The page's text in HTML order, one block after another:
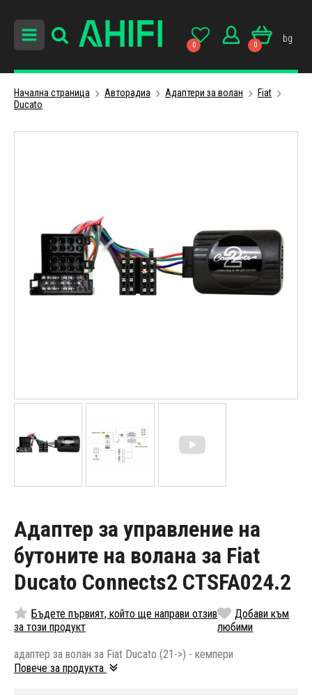
0 0
bg
Начална страница Авторадиa Адаптери за волан
Fiat
Ducato
Адаптер за управление на
бутоните на волана за Fiat
Ducato Connects2 CTSFA024.2
Бъдете първият, който ще направи отзив
за този продукт
Добави към
любими
адаптер за волан за Fiat Ducato (21->) - кемпери
Повече за продукта